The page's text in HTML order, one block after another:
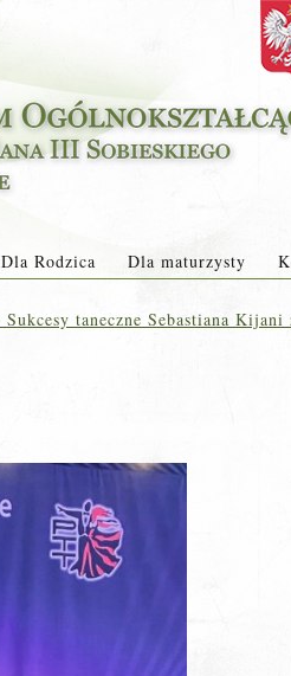
Dla Rodzica Dla maturzysty
Sukcesy taneczne Sebastiana